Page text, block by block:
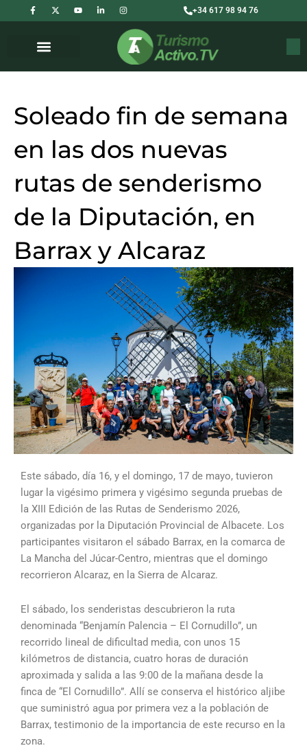
al
contenido
+34 617 98 94 76
F
a
c
-
X
-
t
r
Y
o
u
i
n
-
I
n
s
t
a
a
m
Soleado fin de semana
en las dos nuevas
rutas de senderismo
de la Diputación, en
Barrax y Alcaraz
Este sábado, día 16, y el domingo, 17 de mayo, tuvieron
lugar la vigésimo primera y vigésimo segunda pruebas de
la XIII Edición de las Rutas de Senderismo 2026,
organizadas por la Diputación Provincial de Albacete. Los
participantes visitaron el sábado Barrax, en la comarca de
La Mancha del Júcar-Centro, mientras que el domingo
recorrieron Alcaraz, en la Sierra de Alcaraz.
El sábado, los senderistas descubrieron la ruta
denominada “Benjamín Palencia – El Cornudillo”, un
recorrido lineal de dificultad media, con unos 15
kilómetros de distancia, cuatro horas de duración
aproximada y salida a las 9:00 de la mañana desde la
finca de “El Cornudillo”. Allí se conserva el histórico aljibe
que suministró agua por primera vez a la población de
Barrax, testimonio de la importancia de este recurso en la
zona.